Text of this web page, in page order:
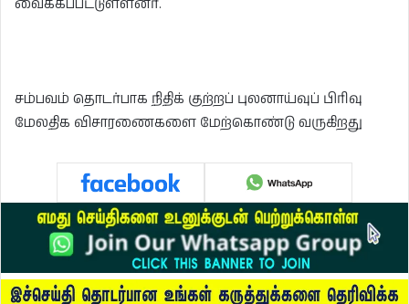
வைக்கப்பட்டுள்ளனர்.
சம்பவம் தொடர்பாக நிதிக் குற்றப் புலனாய்வுப் பிரிவு
மேலதிக விசாரணைகளை மேற்கொண்டு வருகிறது